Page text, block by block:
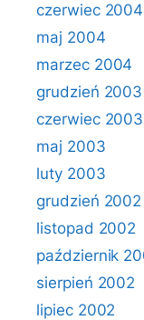
czerwiec 2004
maj 2004
marzec 2004
grudzień 2003
czerwiec 2003
maj 2003
luty 2003
grudzień 2002
listopad 2002
październik
sierpień 2002
lipiec 2002